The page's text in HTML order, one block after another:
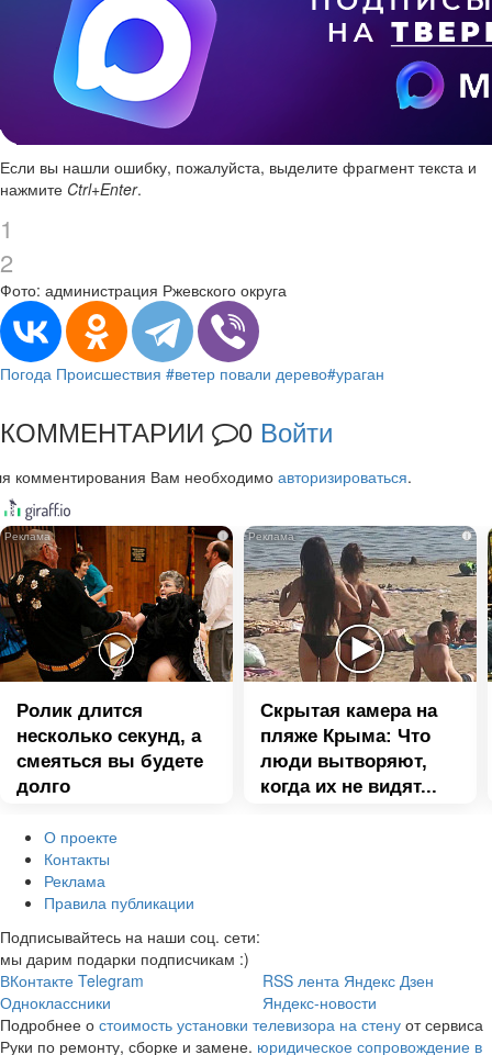
Если вы нашли ошибку, пожалуйста, выделите фрагмент текста и
нажмите Ctrl+Enter.
1
2
Фото: администрация Ржевского округа
Погода Происшествия #ветер повали дерево#ураган
КОММЕНТАРИИ 0 Войти
комментирования Вам необходимо авторизироваться.
i
Ролик длится
несколько секунд, а
смеяться вы будете
долго
i
Скрытая камера на
пляже Крыма: Что
люди вытворяют,
когда их не видят...
О проекте
Контакты
Реклама
Правила публикации
Подписывайтесь на наши соц. сети:
мы дарим подарки подписчикам :)
ВКонтакте Telegram
Одноклассники
RSS лента Яндекс Дзен
Яндекс-новости
Подробнее о стоимость установки телевизора на стену от сервиса
Руки по ремонту, сборке и замене. юридическое сопровождение в